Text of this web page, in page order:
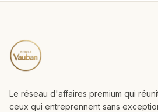
Le réseau d'affaires premium qui
ceux qui entreprennent sans